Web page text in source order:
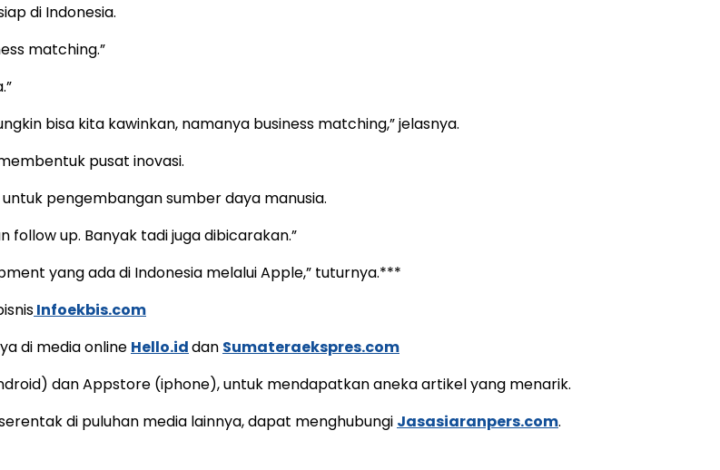
di Indonesia.
matching.”
bisa kita kawinkan, namanya business matching,” jelasnya.
pusat inovasi.
pengembangan sumber daya manusia.
follow up. Banyak tadi juga dibicarakan.”
yang ada di Indonesia melalui Apple,” tuturnya.***
Infoekbis.com
di media online Hello.iddan Sumateraekspres.com
dan Appstore (iphone), untuk mendapatkan aneka artikel yang menarik.
di puluhan media lainnya, dapat menghubungi Jasasiaranpers.com.